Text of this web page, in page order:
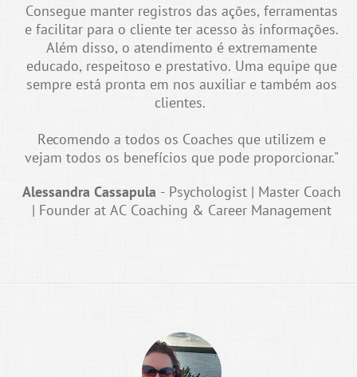
Consegue manter registros das ações, ferramentas
e facilitar para o cliente ter acesso às informações.
Além disso, o atendimento é extremamente
educado, respeitoso e prestativo. Uma equipe que
sempre está pronta em nos auxiliar e também aos
clientes.
Recomendo a todos os Coaches que utilizem e
vejam todos os benefícios que pode proporcionar."
Alessandra Cassapula - Psychologist | Master Coach
| Founder at AC Coaching & Career Management